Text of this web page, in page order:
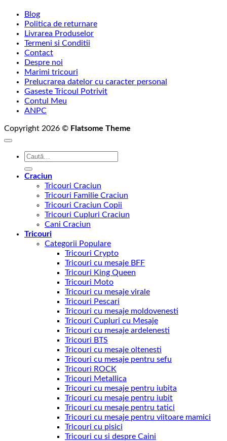
Blog
Politica de returnare
Livrarea Produselor
Termeni si Conditii
Contact
Despre noi
Marimi tricouri
Prelucrarea datelor cu caracter personal
Gaseste Tricoul Potrivit
Contul Meu
ANPC
Copyright 2026 © Flatsome Theme
Caută
Craciun
Tricouri Craciun
Tricouri Familie Craciun
Tricouri Craciun Copii
Tricouri Cupluri Craciun
Cani Craciun
Tricouri
Categorii Populare
Tricouri Crypto
Tricouri cu mesaje BFF
Tricouri King Queen
Tricouri Moto
Tricouri cu mesaje virale
Tricouri Pescari
Tricouri cu mesaje moldovenesti
Tricouri Cupluri cu Mesaje
Tricouri cu mesaje ardelenesti
Tricouri BTS
Tricouri cu mesaje oltenesti
Tricouri cu mesaje pentru sefu
Tricouri ROCK
Tricouri Metallica
Tricouri cu mesaje pentru iubita
Tricouri cu mesaje pentru iubit
Tricouri cu mesaje pentru tatici
Tricouri cu mesaje pentru viitoare mamici
Tricouri cu pisici
Tricouri cu si despre Caini